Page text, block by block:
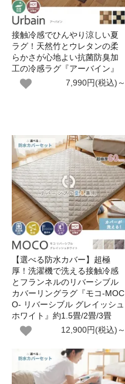
接触冷感でひんやり涼しい夏
ラグ！天然竹とウレタンの柔
らかさが心地よい抗菌防臭加
工の冷感ラグ『アーバイン』
7,990円(税込)～
【選べる防水カバー】超極
厚！洗濯機で洗える接触冷感
とフランネルのリバーシブル
カバーリングラグ『モコ-MOC
O- リバーシブル グレイッシュ
ホワイト』約1.5畳/2畳/3畳
12,900円(税込)～